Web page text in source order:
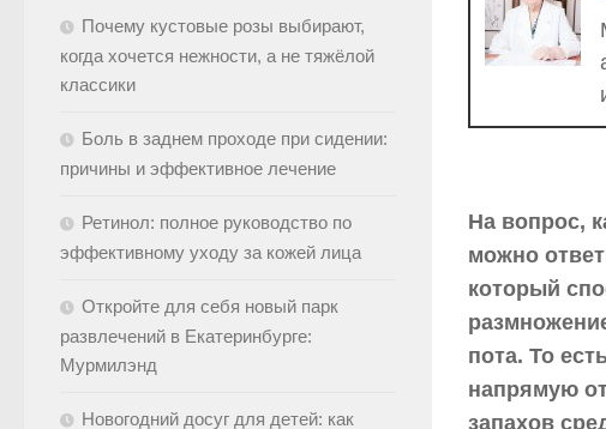
На вопрос,
можно
который
пота. То
напрямую
запахов
Почему кустовые розы выбирают,
когда хочется нежности, а не тяжёлой
классики
Боль в заднем проходе при сидении:
причины и эффективное лечение
Ретинол: полное руководство по
эффективному уходу за кожей лица
Откройте для себя новый парк
развлечений в Екатеринбурге:
Мурмилэнд
Новогодний досуг для детей: как